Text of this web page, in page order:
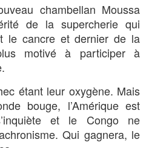
chambellan Moussa
de la supercherie qui
le cancre et dernier de la
motivé à participer à
étant leur oxygène. Mais
bouge, l’Amérique est
et le Congo ne
Qui gagnera, le